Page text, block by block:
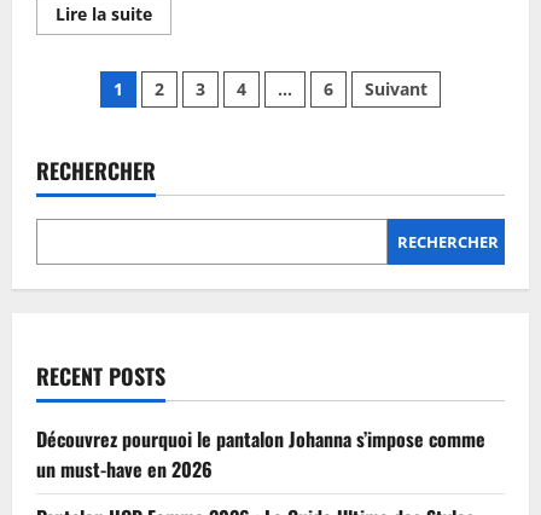
Lire la suiteEn
savoir
Combien
coûte
une
de
pantalon
en
2026
Pagination
publications
1 2 3 4 … 6 Suivant
RECHERCHER
RECHERCHER
RECENT POSTS
Découvrez pourquoi le pantalon Johanna s’impose comme
un must-have en 2026